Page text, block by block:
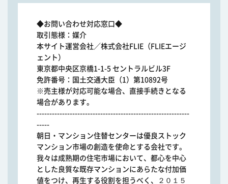
◆お問い合わせ対応窓口◆
取引態様：媒介
本サイト運営会社／株式会社FLIE（FLIEエージ
ェント）
東京都中央区京橋1-1-5 セントラルビル3F
免許番号：国土交通大臣（1）第10892号
※売主様が対応可能な場合、直接手続きとなる
場合があります。
------------------------------------------------------------
-----
朝日・マンション住替センターは優良ストック
マンション市場の創造を使命とする会社です。
我々は成熟期の住宅市場において、都心を中心
とした良質な既存マンションにあらたな付加価
値をつけ、再生する役割を担うべく、２０１５